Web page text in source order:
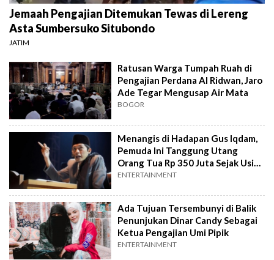
Jemaah Pengajian Ditemukan Tewas di Lereng
Asta Sumbersuko Situbondo
JATIM
Ratusan Warga Tumpah Ruah di
Pengajian Perdana Al Ridwan, Jaro
Ade Tegar Mengusap Air Mata
BOGOR
Menangis di Hadapan Gus Iqdam,
Pemuda Ini Tanggung Utang
Orang Tua Rp 350 Juta Sejak Usia
19 Tahun
ENTERTAINMENT
Ada Tujuan Tersembunyi di Balik
Penunjukan Dinar Candy Sebagai
Ketua Pengajian Umi Pipik
ENTERTAINMENT